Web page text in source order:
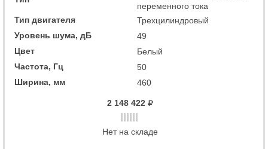
переменного тока
Тип двигателя
Трехцилиндровый
Уровень шума, дБ
49
Цвет
Белый
Частота, Гц
50
Ширина, мм
460
2 148 422
Нет на складе